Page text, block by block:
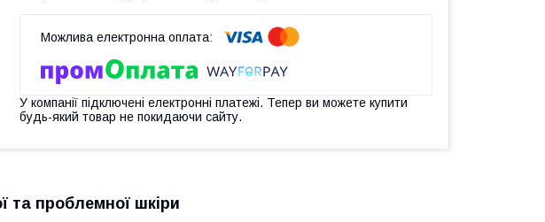
У компанії підключені електронні платежі. Тепер ви можете купити
будь-який товар не покидаючи сайту.
та проблемної шкіри